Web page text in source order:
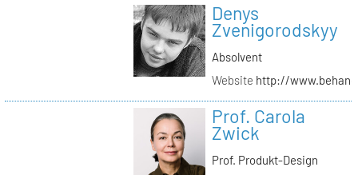
Denys
Zvenigorodskyy
Absolvent
Website http://
Prof. Carola
Zwick
Prof. Produkt-Design